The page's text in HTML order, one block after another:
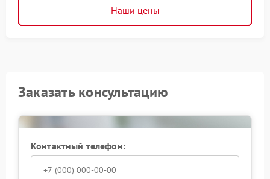
Наши цены
Заказать консультацию
Контактный телефон: